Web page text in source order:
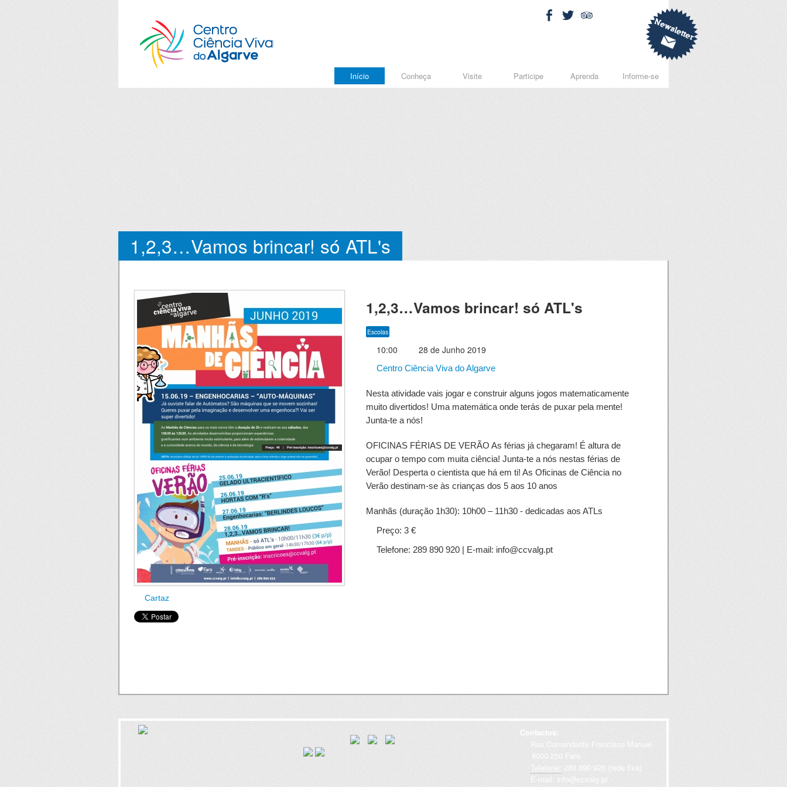
Início Conheça Visite Participe Aprenda Informe-se
1,2,3…Vamos brincar! só ATL's
Cartaz
1,2,3…Vamos brincar! só ATL's
Escolas
10:00 28 de Junho 2019
Centro Ciência Viva do Algarve
Nesta atividade vais jogar e construir alguns jogos matematicamente
muito divertidos! Uma matemática onde terás de puxar pela mente!
Junta-te a nós!
OFICINAS FÉRIAS DE VERÃO As férias já chegaram! É altura de
ocupar o tempo com muita ciência! Junta-te a nós nestas férias de
Verão! Desperta o cientista que há em ti! As Oficinas de Ciência no
Verão destinam-se às crianças dos 5 aos 10 anos
Manhãs (duração 1h30): 10h00 – 11h30 - dedicadas aos ATLs
Preço: 3 €
Telefone: 289 890 920 | E-mail: info@ccvalg.pt
Contactos:
Rua Comandante Francisco Manuel
8000-250 Faro
Telefone: 289 890 920 (rede fixa)
E-mail: info@ccvalg.pt